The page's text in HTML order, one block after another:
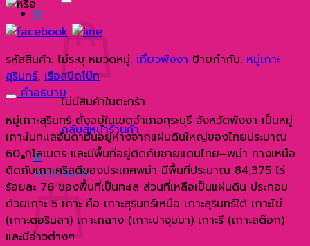
0
ไม่มีสินค้าในตะกร้า
กลับสู่หน้าร้านค้า
0
ตะกร้าสินค้า
สุรินทร์
3
วัน
2
คืน
ด้วย
เรือ
ส
ปีด
โบ๊ท
ชิ้น
รหัสสินค้า: ไม่ระบุ หมวดหมู่: เที่ยวพังงา ป้ายกำกับ: หมู่เกาะ
สุรินทร์, เรือสปีดโบ๊ท
คำอธิบาย
หมู่เกาะสุรินทร์ ตั้งอยู่ในเขตอำเภอคุระบุรี จังหวัดพังงา เป็นหมู่
เกาะในทะเลอันดามันอยู่ห่างจากแผ่นดินใหญ่ของไทยประมาณ
60 กิโลเมตร และมีพื้นที่อยู่ติดกับชายแดนไทย–พม่า ทางเหนือ
ติดกับเกาะคริสตีของประเทศพม่า มีพื้นที่ประมาณ 84,375 ไร่
ร้อยละ 76 ของพื้นที่เป็นทะเล ส่วนที่เหลือเป็นแผ่นดิน ประกอบ
ด้วยเกาะ 5 เกาะ คือ เกาะสุรินทร์เหนือ เกาะสุรินทร์ใต้ เกาะไข่
(เกาะตอรินลา) เกาะกลาง (เกาะปาจุมบา) เกาะรี (เกาะสต๊อก)
และมีอ่าวต่างๆ